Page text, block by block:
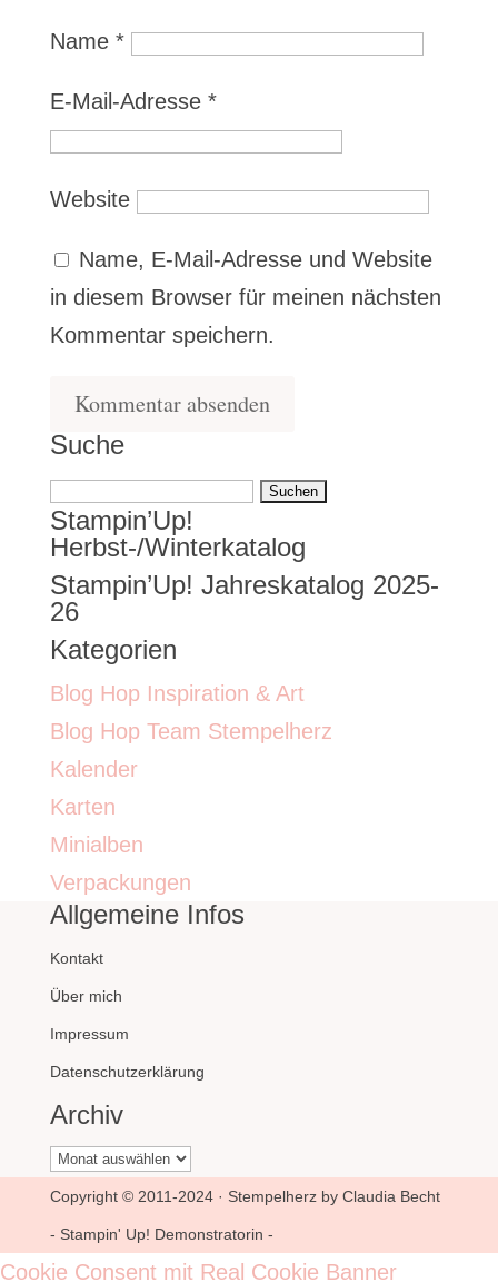
Name *
E-Mail-Adresse *
Website
Name, E-Mail-Adresse und Website
in diesem Browser für meinen nächsten
Kommentar speichern.
Suche
Suchen
nach:
Stampin’Up!
Herbst-/Winterkatalog
Stampin’Up! Jahreskatalog 2025-
26
Kategorien
Blog Hop Inspiration & Art
Blog Hop Team Stempelherz
Kalender
Karten
Minialben
Verpackungen
Allgemeine Infos
Kontakt
Über mich
Impressum
Datenschutzerklärung
Archiv
Archiv
Copyright © 2011-2024 · Stempelherz by Claudia Becht
- Stampin' Up! Demonstratorin -
Cookie Consent mit Real Cookie Banner